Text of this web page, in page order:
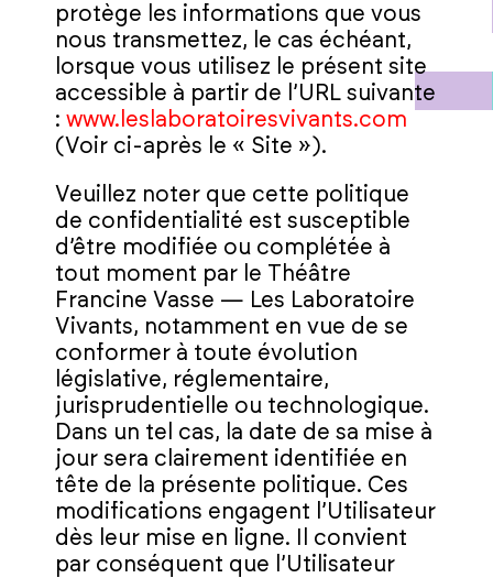
protège les informations que vous
nous transmettez, le cas échéant,
lorsque vous utilisez le présent site
accessible à partir de l’URL suivante
: www.leslaboratoiresvivants.com
(Voir ci-après le « Site »).
Veuillez noter que cette politique
de confidentialité est susceptible
d’être modifiée ou complétée à
tout moment par le Théâtre
Francine Vasse — Les Laboratoire
Vivants, notamment en vue de se
conformer à toute évolution
législative, réglementaire,
jurisprudentielle ou technologique.
Dans un tel cas, la date de sa mise à
jour sera clairement identifiée en
tête de la présente politique. Ces
modifications engagent l’Utilisateur
dès leur mise en ligne. Il convient
par conséquent que l’Utilisateur